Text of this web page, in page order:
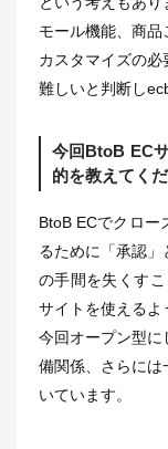
モール機能、商
カスタマイズの
難しいと判断し
今回BtoB EC
的を教えてくだ
BtoB ECでクロー
るために「承認
の手間を失くす
サイトを使えるよ
今回オープン型に
備関係、さらには
いています。